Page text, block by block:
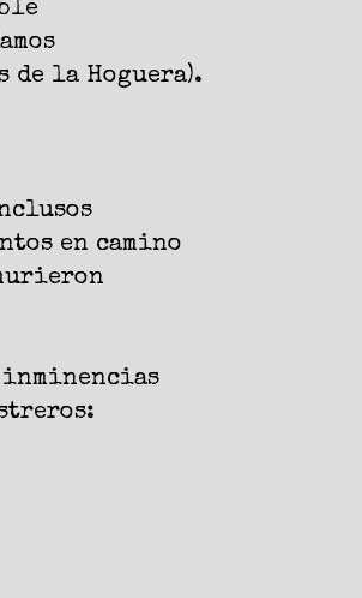
de la Hoguera).
en camino